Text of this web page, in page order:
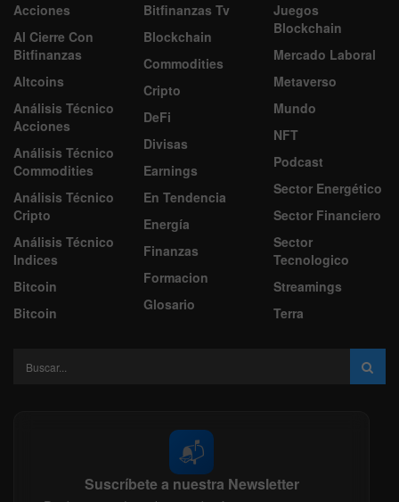
Acciones
Al Cierre Con
Bitfinanzas
Altcoins
Análisis Técnico
Acciones
Análisis Técnico
Commodities
Análisis Técnico
Cripto
Análisis Técnico
Indices
Bitcoin
Bitcoin
Bitfinanzas Tv
Blockchain
Commodities
Cripto
DeFi
Divisas
Earnings
En Tendencia
Energía
Finanzas
Formacion
Glosario
Juegos
Blockchain
Mercado Laboral
Metaverso
Mundo
NFT
Podcast
Sector Energético
Sector Financiero
Sector
Tecnologico
Streamings
Terra
📬
Suscríbete a nuestra Newsletter